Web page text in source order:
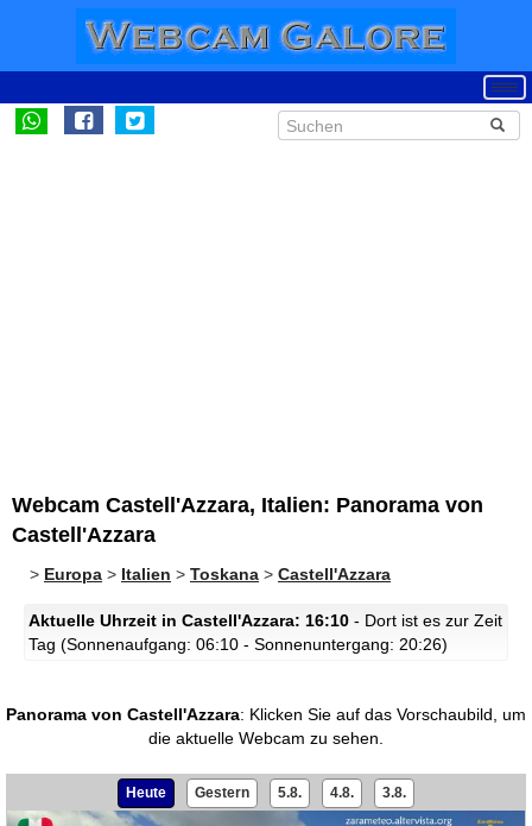
Webcam Castell'Azzara, Italien: Panorama von
Castell'Azzara
> Europa > Italien > Toskana > Castell'Azzara
Aktuelle Uhrzeit in Castell'Azzara: 16:10 - Dort ist es zur Zeit
Tag (Sonnenaufgang: 06:10 - Sonnenuntergang: 20:26)
Panorama von Castell'Azzara: Klicken Sie auf das Vorschaubild, um
die aktuelle Webcam zu sehen.
Heute Gestern 5.8. 4.8. 3.8.